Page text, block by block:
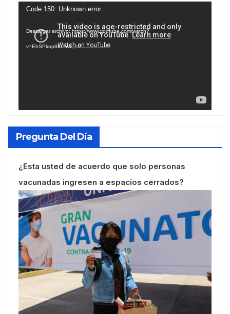
Reproductor
vídeo
Code 150: Unknown error.
Descargar archivo: https://www.youtube.com/watch?
v=EhSPkop8KPY&_=2
Pregunta Del Día
¿Esta usted de acuerdo que solo personas
vacunadas ingresen a espacios cerrados?